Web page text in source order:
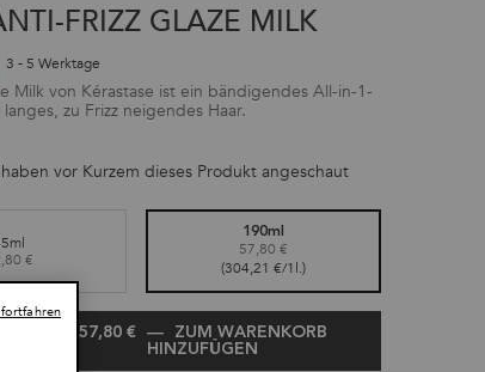
FRIZZ GLAZE MILK
3 - 5 Werktage
Milk von Kérastase ist ein bändigendes All-in-1-
zu Frizz neigendes Haar.
vor Kurzem dieses Produkt angeschaut
Ausgewählt
€
, 1 von 2 Ausgewählt
190ml
57,80 €
(304,21 €/1l.)
, 2 von 2
57,80 € ―
ZUM WARENKORB
HINZUFÜGEN